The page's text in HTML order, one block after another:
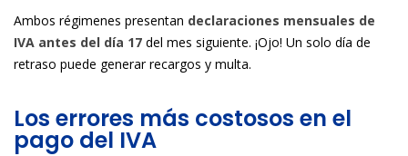
Ambos régimenes presentan declaraciones mensuales de
IVA antes del día 17 del mes siguiente. ¡Ojo! Un solo día de
retraso puede generar recargos y multa.
Los errores más costosos en el
pago del IVA